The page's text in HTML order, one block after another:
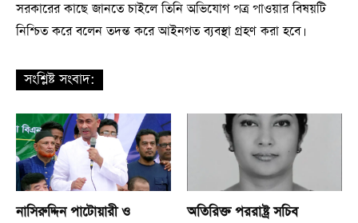
সরকারের কাছে জানতে চাইলে তিনি অভিযোগ পত্র পাওয়ার বিষয়টি
নিশ্চিত করে বলেন তদন্ত করে আইনগত ব্যবস্থা গ্রহণ করা হবে।
সংশ্লিষ্ট সংবাদ:
নাসিরুদ্দিন পাটোয়ারী ও
অতিরিক্ত পররাষ্ট্র সচিব